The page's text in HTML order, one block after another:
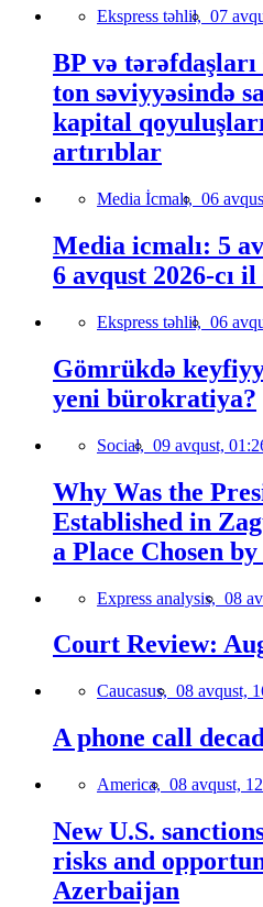
Ekspress təhlil, 07
BP və
ton səviyyəsində
kapital
artırıblar
Media İcmalı, 06
Media icmalı: 5
6 avqust 2026-cı
Ekspress təhlil, 06
Gömrükdə
yeni bürokratiya?
Social, 09 avqust,
Why Was the
Established in
a Place Chosen
Express analysis, 08
Court Review:
Caucasus, 08 avqust,
A phone call
America, 08 avqust,
New U.S.
risks and
Azerbaijan